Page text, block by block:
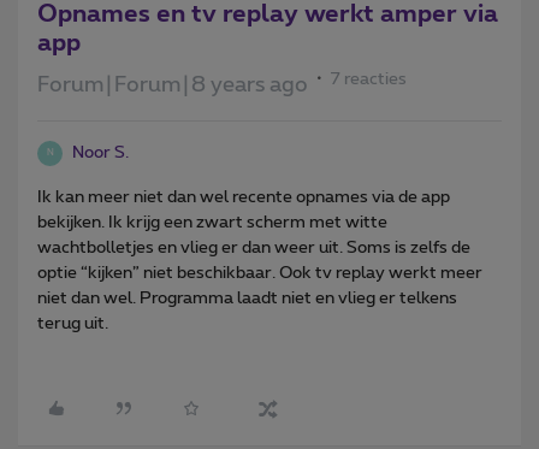
Opnames en tv replay werkt amper via
app
Forum|Forum|8 years ago 7 reacties
N Noor S.
Ik kan meer niet dan wel recente opnames via de app
bekijken. Ik krijg een zwart scherm met witte
wachtbolletjes en vlieg er dan weer uit. Soms is zelfs de
optie “kijken” niet beschikbaar. Ook tv replay werkt meer
niet dan wel. Programma laadt niet en vlieg er telkens
terug uit.